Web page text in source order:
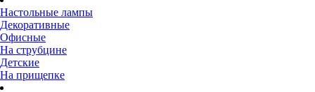
Настольные лампы
Декоративные
Офисные
На струбцине
Детские
На прищепке